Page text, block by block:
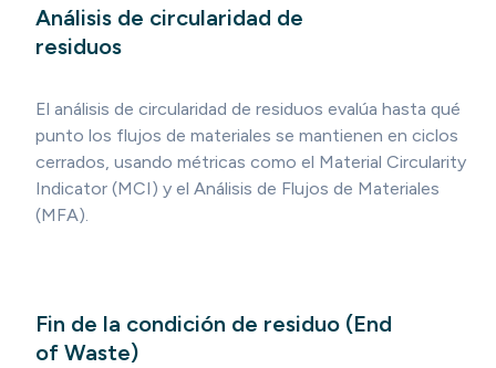
Análisis de circularidad de
residuos
El análisis de circularidad de residuos evalúa hasta qué
punto los flujos de materiales se mantienen en ciclos
cerrados, usando métricas como el Material Circularity
Indicator (MCI) y el Análisis de Flujos de Materiales
(MFA).
Fin de la condición de residuo (End
of Waste)